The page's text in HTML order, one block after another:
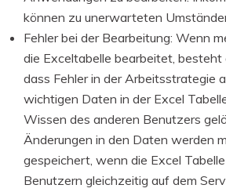
können zu unerwarteten
Fehler bei der Bearbeitung: Wenn
die Exceltabelle bearbeitet, besteht
dass Fehler in der Arbeitsstrategie
wichtigen Daten in der Excel
Wissen des anderen Benutzers
Änderungen in den Daten werden
gespeichert, wenn die Excel
Benutzern gleichzeitig auf dem